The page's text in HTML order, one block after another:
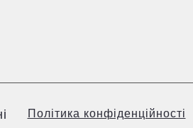
ціни на матеріали, що не
Політика конфіденційності